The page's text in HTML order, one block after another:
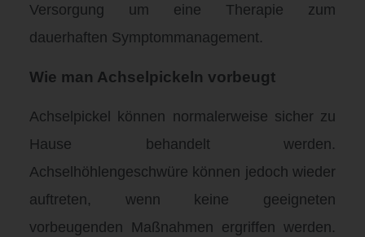
Versorgung um eine Therapie zum
dauerhaften Symptommanagement.
Wie man Achselpickeln vorbeugt
Achselpickel können normalerweise sicher zu
Hause behandelt werden.
Achselhöhlengeschwüre können jedoch wieder
auftreten, wenn keine geeigneten
vorbeugenden Maßnahmen ergriffen werden.